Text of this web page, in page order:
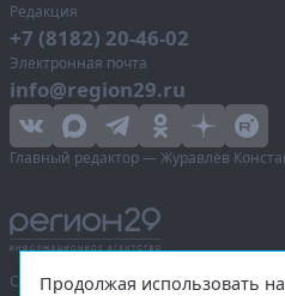
Редакция
+7 (8182) 20-46-02
Электронная почта
info@region29.ru
Главный редактор — Журавлёв
Сетевое издание «Информационное
Продолжая использовать